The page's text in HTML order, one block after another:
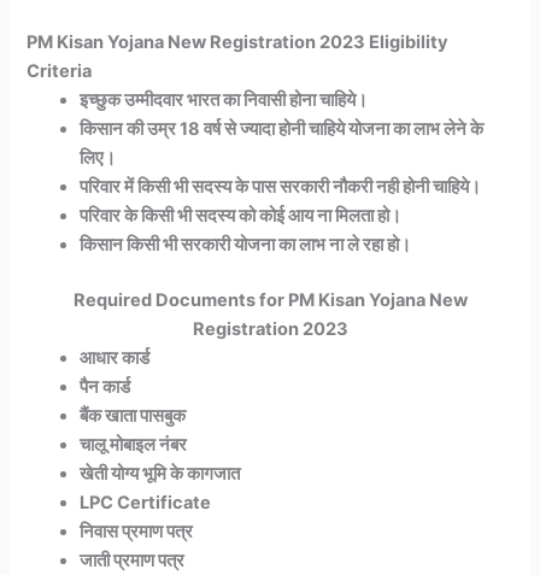
PM Kisan Yojana New Registration 2023 Eligibility
Criteria
इच्छुक उम्मीदवार भारत का निवासी होना चाहिये।
किसान की उम्र 18 वर्ष से ज्यादा होनी चाहिये योजना का लाभ लेने के
लिए।
परिवार में किसी भी सदस्य के पास सरकारी नौकरी नही होनी चाहिये।
परिवार के किसी भी सदस्य को कोई आय ना मिलता हो।
किसान किसी भी सरकारी योजना का लाभ ना ले रहा हो।
Required Documents for PM Kisan Yojana New
Registration 2023
आधार कार्ड
पैन कार्ड
बैंक खाता पासबुक
चालू मोबाइल नंबर
खेती योग्य भूमि के कागजात
LPC Certificate
निवास प्रमाण पत्र
जाती प्रमाण पत्र